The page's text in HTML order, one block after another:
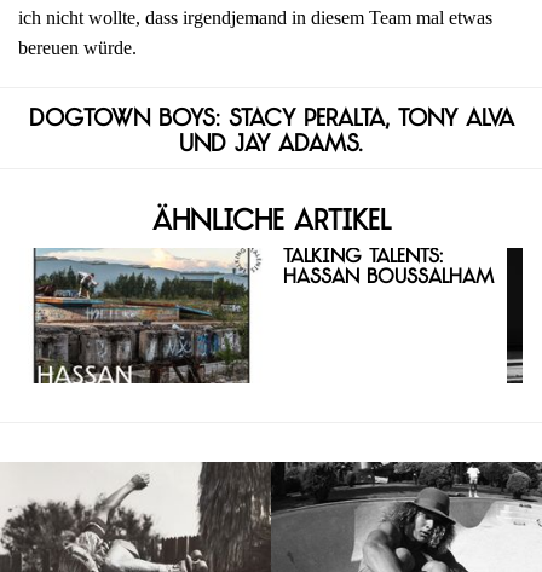
ich nicht wollte, dass irgendjemand in diesem Team mal etwas
bereuen würde.
Dogtown Boys: Stacy Peralta, Tony Alva
und Jay Adams.
Ähnliche Artikel
Talking Talents:
Hassan Boussalham